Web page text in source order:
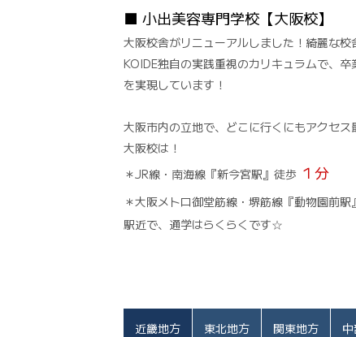
■ 小出美容専門学校【大阪校】
大阪校舎がリニューアルしました！綺麗な校
KOIDE独自の実践重視のカリキュラムで、
を実現しています！
大阪市内の立地で、どこに行くにもアクセス
大阪校は！
＊JR線・南海線『新今宮駅』徒歩 １分
＊大阪メトロ御堂筋線・堺筋線『動物園前駅
駅近で、通学はらくらくです☆
近畿地方 東北地方 関東地方